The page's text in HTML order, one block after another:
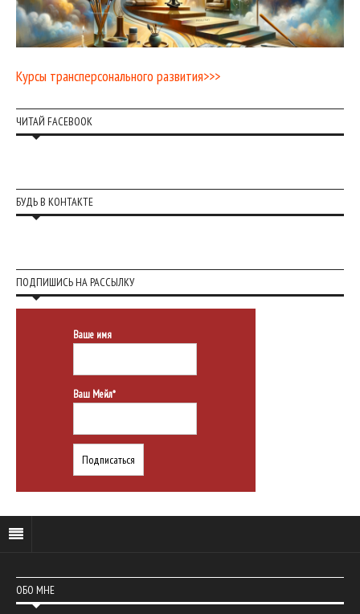
Курсы трансперсонального развития>>>
ЧИТАЙ FACEBOOK
БУДЬ В КОНТАКТЕ
ПОДПИШИСЬ НА РАССЫЛКУ
Ваше имя
Ваш Мейл*
ОБО МНЕ